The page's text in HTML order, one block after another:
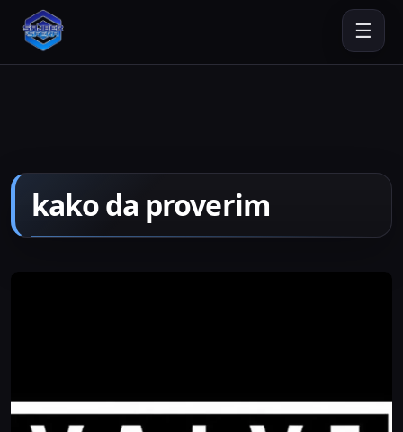
☰
kako da proverim